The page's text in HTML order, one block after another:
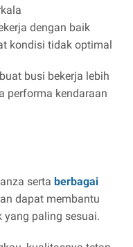
dengan baik
kondisi tidak optimal
busi bekerja lebih
performa kendaraan
serta berbagai
dapat membantu
yang paling sesuai.